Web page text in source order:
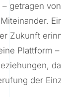
– getragen
Zukunft
Plattform
der